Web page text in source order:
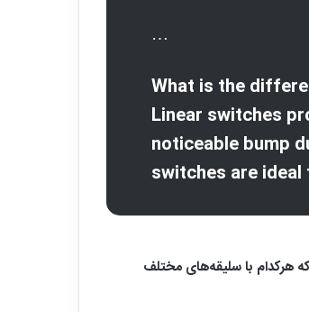
…
What is the
Linear switches
noticeable bump
switches are
هرکدام با سلیقه‌های مختلف